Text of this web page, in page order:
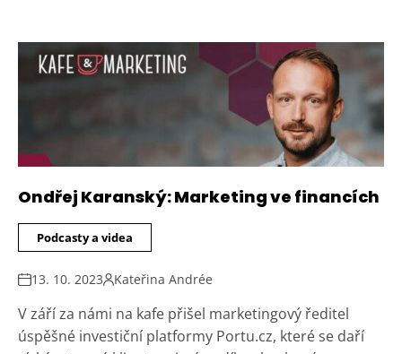
Ondřej Karanský: Marketing ve financích
Podcasty a videa
13. 10. 2023 Kateřina Andrée
V září za námi na kafe přišel marketingový ředitel
úspěšné investiční platformy Portu.cz, které se daří